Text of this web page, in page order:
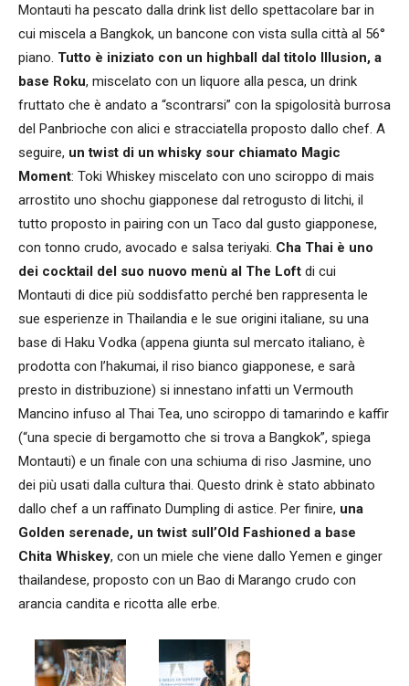
Montauti ha pescato dalla drink list dello spettacolare bar in
cui miscela a Bangkok, un bancone con vista sulla città al 56°
piano. Tutto è iniziato con un highball dal titolo Illusion, a
base Roku, miscelato con un liquore alla pesca, un drink
fruttato che è andato a “scontrarsi” con la spigolosità burrosa
del Panbrioche con alici e stracciatella proposto dallo chef. A
seguire, un twist di un whisky sour chiamato Magic
Moment: Toki Whiskey miscelato con uno sciroppo di mais
arrostito uno shochu giapponese dal retrogusto di litchi, il
tutto proposto in pairing con un Taco dal gusto giapponese,
con tonno crudo, avocado e salsa teriyaki. Cha Thai è uno
dei cocktail del suo nuovo menù al The Loft di cui
Montauti di dice più soddisfatto perché ben rappresenta le
sue esperienze in Thailandia e le sue origini italiane, su una
base di Haku Vodka (appena giunta sul mercato italiano, è
prodotta con l’hakumai, il riso bianco giapponese, e sarà
presto in distribuzione) si innestano infatti un Vermouth
Mancino infuso al Thai Tea, uno sciroppo di tamarindo e kaffir
(“una specie di bergamotto che si trova a Bangkok”, spiega
Montauti) e un finale con una schiuma di riso Jasmine, uno
dei più usati dalla cultura thai. Questo drink è stato abbinato
dallo chef a un raffinato Dumpling di astice. Per finire, una
Golden serenade, un twist sull’Old Fashioned a base
Chita Whiskey, con un miele che viene dallo Yemen e ginger
thailandese, proposto con un Bao di Marango crudo con
arancia candita e ricotta alle erbe.